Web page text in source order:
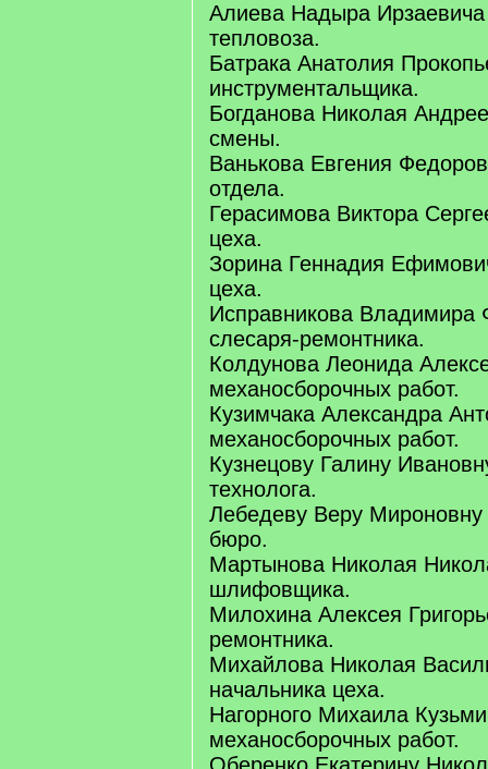
Алиева Надыра
тепловоза.
Батрака Анатолия
инструментальщика.
Богданова Николая
смены.
Ванькова Евгения
отдела.
Герасимова Виктора
цеха.
Зорина Геннадия
цеха.
Исправникова Владимира
слесаря-ремонтника.
Колдунова Леонида
механосборочных работ.
Кузимчака Александра
механосборочных работ.
Кузнецову Галину
технолога.
Лебедеву Веру Мироновну
бюро.
Мартынова Николая
шлифовщика.
Милохина Алексея
ремонтника.
Михайлова Николая
начальника цеха.
Нагорного Михаила
механосборочных работ.